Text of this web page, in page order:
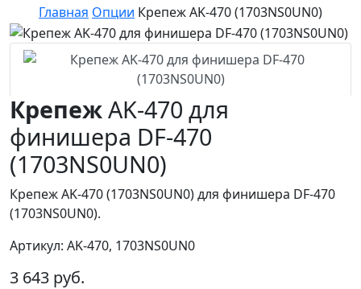
Главная Опции Крепеж AK-470 (1703NS0UN0)
КрепежAK-470 для
финишера DF-470
(1703NS0UN0)
Крепеж AK-470 (1703NS0UN0) для финишера DF-470
(1703NS0UN0).
Артикул: AK-470, 1703NS0UN0
3 643 руб.